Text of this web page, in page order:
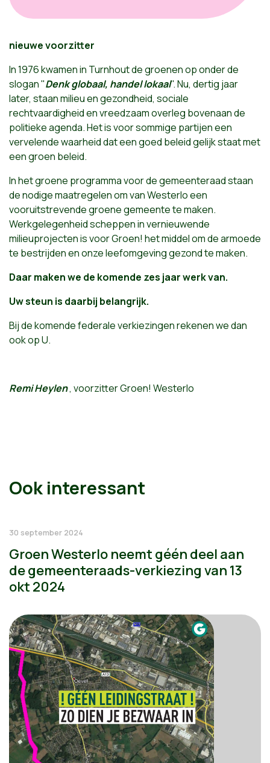
nieuwe voorzitter
In 1976 kwamen in Turnhout de groenen op onder de
slogan "Denk globaal, handel lokaal". Nu, dertig jaar
later, staan milieu en gezondheid, sociale
rechtvaardigheid en vreedzaam overleg bovenaan de
politieke agenda. Het is voor sommige partijen een
vervelende waarheid dat een goed beleid gelijk staat met
een groen beleid.
In het groene programma voor de gemeenteraad staan
de nodige maatregelen om van Westerlo een
vooruitstrevende groene gemeente te maken.
Werkgelegenheid scheppen in vernieuwende
milieuprojecten is voor Groen! het middel om de armoede
te bestrijden en onze leefomgeving gezond te maken.
Daar maken we de komende zes jaar werk van.
Uw steun is daarbij belangrijk.
Bij de komende federale verkiezingen rekenen we dan
ook op U.
Remi Heylen, voorzitter Groen! Westerlo
Ook interessant
30 september 2024
Groen Westerlo neemt géén deel aan
de gemeenteraads-verkiezing van 13
okt 2024